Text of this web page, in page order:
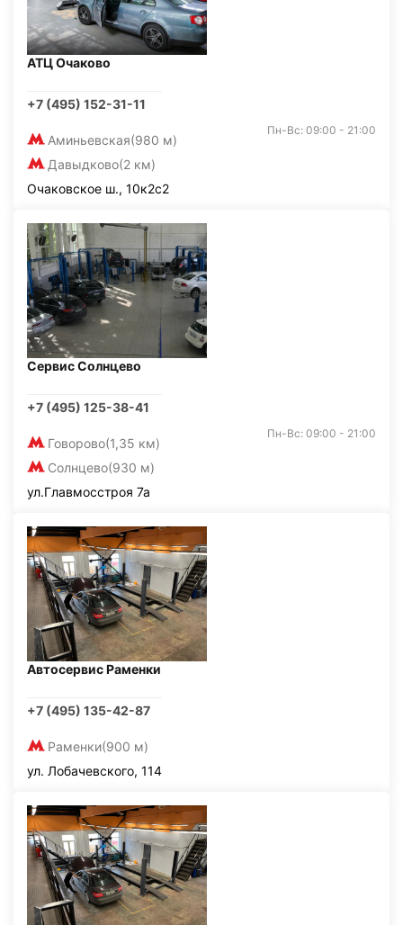
АТЦ Очаково
+7 (495) 152-31-11
Аминьевская(980 м)
Давыдково(2 км)
Пн-Вс: 09:00 - 21:00
Очаковское ш., 10к2с2
Сервис Солнцево
+7 (495) 125-38-41
Говорово(1,35 км)
Солнцево(930 м)
Пн-Вс: 09:00 - 21:00
ул.Главмосстроя 7а
Автосервис Раменки
+7 (495) 135-42-87
Раменки(900 м)
ул. Лобачевского, 114